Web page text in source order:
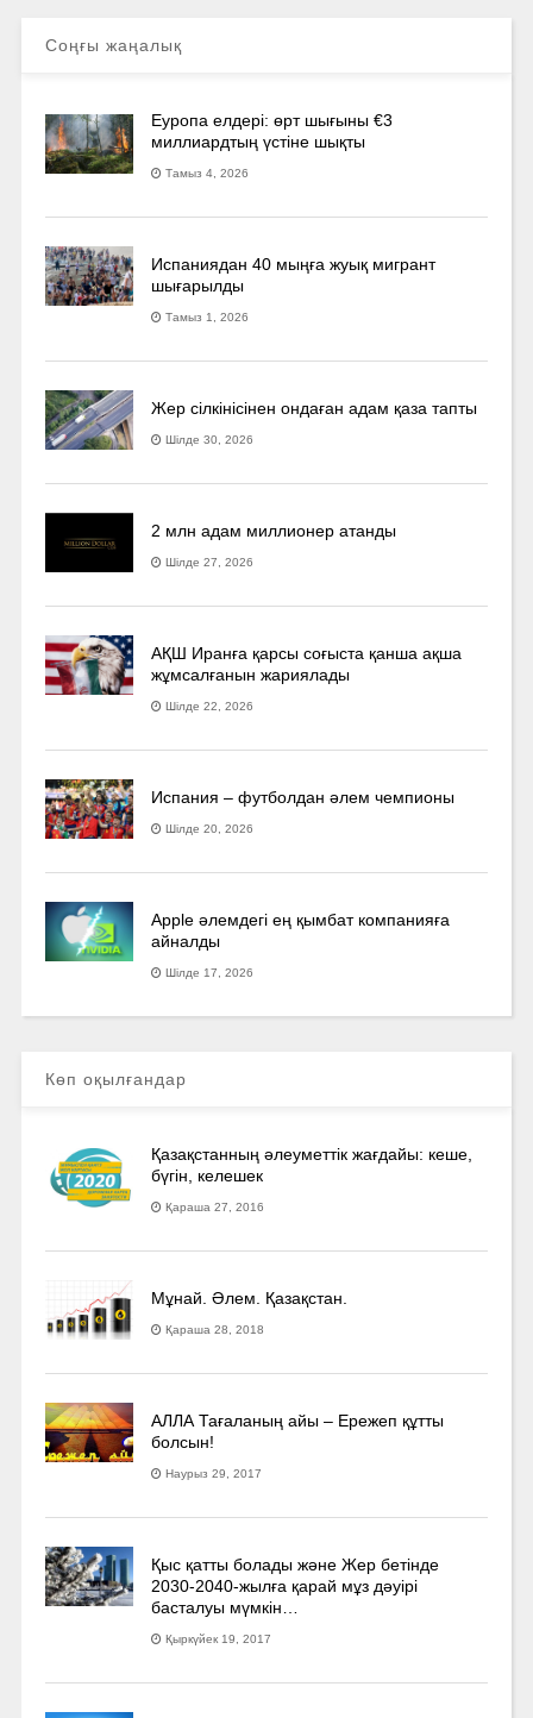
Соңғы жаңалық
Еуропа елдері: өрт шығыны €3
миллиардтың үстіне шықты
Тамыз 4, 2026
Испаниядан 40 мыңға жуық мигрант
шығарылды
Тамыз 1, 2026
Жер сілкінісінен ондаған адам қаза тапты
Шілде 30, 2026
2 млн адам миллионер атанды
Шілде 27, 2026
АҚШ Иранға қарсы соғыста қанша ақша
жұмсалғанын жариялады
Шілде 22, 2026
Испания – футболдан әлем чемпионы
Шілде 20, 2026
Apple әлемдегі ең қымбат компанияға
айналды
Шілде 17, 2026
Көп оқылғандар
Қазақстанның әлеуметтік жағдайы: кеше,
бүгін, келешек
Қараша 27, 2016
Мұнай. Әлем. Қазақстан.
Қараша 28, 2018
АЛЛА Тағаланың айы – Ережеп құтты
болсын!
Наурыз 29, 2017
Қыс қатты болады және Жер бетінде
2030-2040­-жылға қарай мұз дәуірі
басталуы мүмкін…
Қыркүйек 19, 2017